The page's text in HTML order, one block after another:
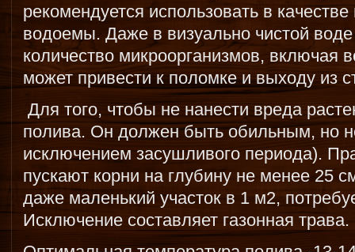
рекомендуется использовать в
водоемы. Даже в визуально чистой
количество микроорганизмов,
может привести к поломке и выходу из
Для того, чтобы не нанести вреда
полива. Он должен быть обильным, но
исключением засушливого периода).
пускают корни на глубину не менее 25
даже маленький участок в 1 м2,
Исключение составляет газонная трава.